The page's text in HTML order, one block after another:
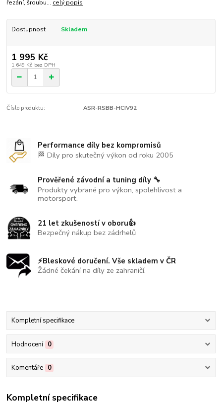
řezání, šroubu... celý popis
Dostupnost Skladem
1 995 Kč
1 649 Kč bez DPH
Číslo produktu: ASR-RSBB-HCIV92
Performance díly bez kompromisů
🏁 Díly pro skutečný výkon od roku 2005
Prověřené závodní a tuning díly 🔧
Produkty vybrané pro výkon, spolehlivost a
motorsport.
21 let zkušeností v oboru👍
Bezpečný nákup bez zádrhelů
⚡Bleskové doručení. Vše skladem v ČR
Žádné čekání na díly ze zahraničí.
Kompletní specifikace
Hodnocení 0
Komentáře 0
Kompletní specifikace